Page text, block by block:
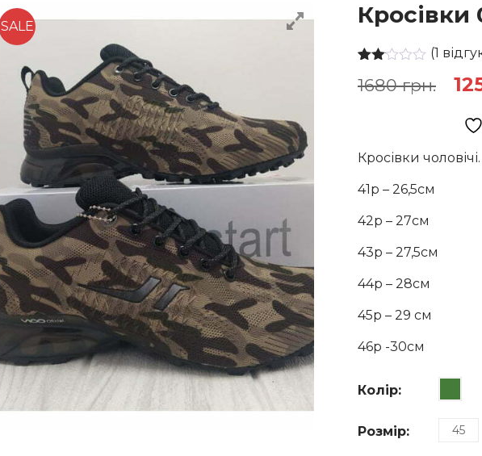
SALE Кросівки
2.00
покупця
(1
1680грн.
ціна:
Кросівки
41р – 26,5см
42р – 27см
43р – 27,5см
44р – 28см
45р – 29 см
46р -30см
Колір:
Розмір: 45